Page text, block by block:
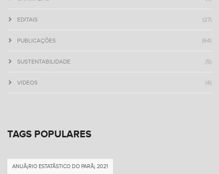
EDITAIS (27)
PUBLICAÇÕES (64)
SUSTENTABILIDADE (5)
VIDEOS (4)
TAGS POPULARES
ANUÃ¡RIO ESTATÃ­STICO DO PARÃ¡ 2021